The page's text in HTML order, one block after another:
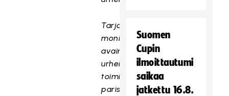
Tarjoamme
monipuolisen
avaintehtävän
urheiluseuran
toimintojen
parissa,
Suomen
Cupin
ilmoittautumi
saikaa
jatkettu 16.8.